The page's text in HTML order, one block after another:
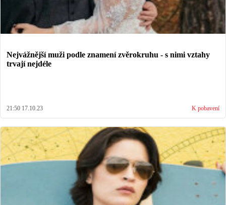
Nejvážnější muži podle znamení zvěrokruhu - s nimi vztahy
trvají nejdéle
21:50 17.10.23 K pobavení